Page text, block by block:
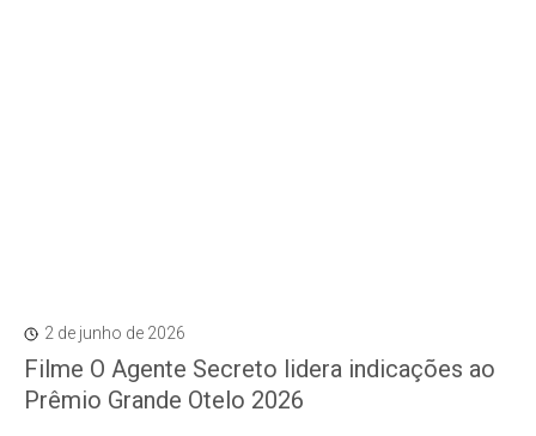
2 de junho de 2026
Filme O Agente Secreto lidera indicações ao
Prêmio Grande Otelo 2026